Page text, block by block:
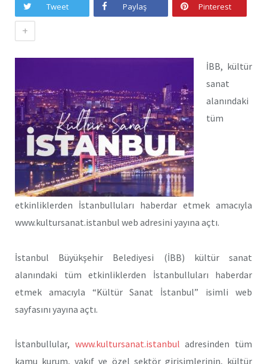
Tweet Paylaş Pinterest
+
İBB, kültür
sanat
alanındaki
tüm
etkinliklerden İstanbulluları haberdar etmek amacıyla
www.kultursanat.istanbul web adresini yayına açtı.
İstanbul Büyükşehir Belediyesi (İBB) kültür sanat
alanındaki tüm etkinliklerden İstanbulluları haberdar
etmek amacıyla “Kültür Sanat İstanbul” isimli web
sayfasını yayına açtı.
İstanbullular, www.kultursanat.istanbul adresinden tüm
kamu kurum, vakıf ve özel sektör girişimlerinin, kültür